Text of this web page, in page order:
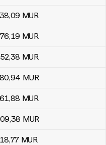
,09 MUR
,19 MUR
,38 MUR
,94 MUR
,88 MUR
,38 MUR
,77 MUR